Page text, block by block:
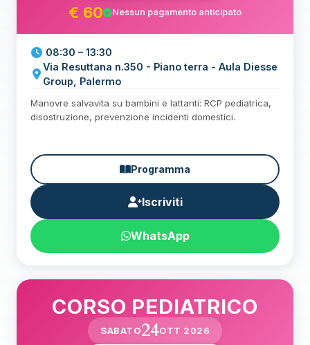
€ 60 Nessun pagamento anticipato
08:30 – 13:30
Via Resuttana n.350 - Piano terra - Aula Diesse
Group, Palermo
Manovre salvavita su bambini e lattanti: RCP pediatrica,
disostruzione, prevenzione incidenti domestici.
Programma
Iscriviti
WhatsApp
CORSO PEDIATRICO
SABATO24OTT 2026